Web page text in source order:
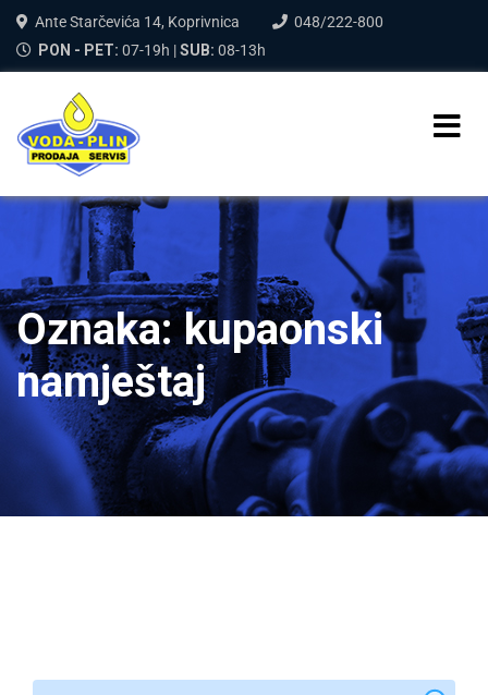
Ante Starčevića 14, Koprivnica
048/222-800
PON - PET: 07-19h |SUB: 08-13h
Oznaka:kupaonski
namještaj